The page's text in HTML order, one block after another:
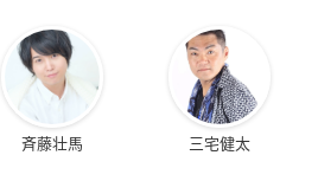
斉藤壮馬 三宅健太